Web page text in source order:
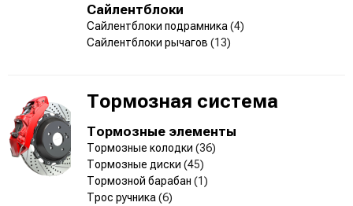
Сайлентблоки
Сайлентблоки подрамника (4)
Сайлентблоки рычагов (13)
Тормозная система
Тормозные элементы
Тормозные колодки (36)
Тормозные диски (45)
Тормозной барабан (1)
Трос ручника (6)